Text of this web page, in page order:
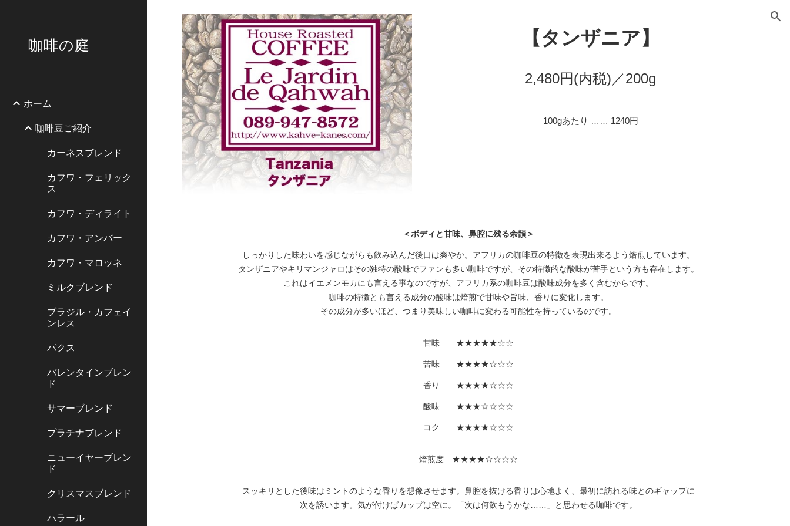
Skip to main content
咖啡の庭
ホーム
咖啡豆ご紹介
カーネスブレンド
カフワ・フェリック
ス
カフワ・ディライト
カフワ・アンバー
カフワ・マロッネ
ミルクブレンド
ブラジル・カフェイ
ンレス
パクス
バレンタインブレン
ド
サマーブレンド
プラチナブレンド
ニューイヤーブレン
ド
クリスマスブレンド
ハラール
【タンザニア 】
2,480円(内税)／200g
100gあたり …… 1240円
＜ ボディと甘味、鼻腔に残る余韻＞
しっかりした味わいを感じながらも飲み込んだ後口は爽やか。アフリカの咖啡豆の特徴を表現出来るよう焙煎しています。
タンザニアやキリマンジャロはその独特の酸味でファンも多い咖啡ですが、その特徴的な酸味が苦手という方も存在します。
これはイエメンモカにも言える事なのですが、アフリカ系の咖啡豆は酸味成分を多く含むからです。
咖啡の特徴とも言える成分の酸味は焙煎で甘味や旨味、香りに変化します。
その成分が多いほど、つまり美味しい咖啡に変わる可能性を持っているのです。
甘味 ★★★★★☆☆
苦味 ★★★★☆☆☆
香り ★★★★☆☆☆
酸味 ★★★☆☆☆☆
コク ★★★★☆☆☆
焙煎度 ★★★★☆☆☆☆
スッキリとした後味はミントのような香りを想像させます。鼻腔を抜ける香りは心地よく、最初に訪れる味とのギャップに
次を誘います。気が付けばカップは空に。「次は何飲もうかな……」と思わせる咖啡です。